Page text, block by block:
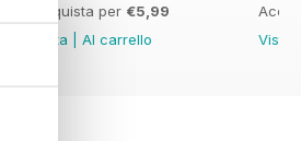
Acquista per €5,99
Vista
Al carrello
Vista